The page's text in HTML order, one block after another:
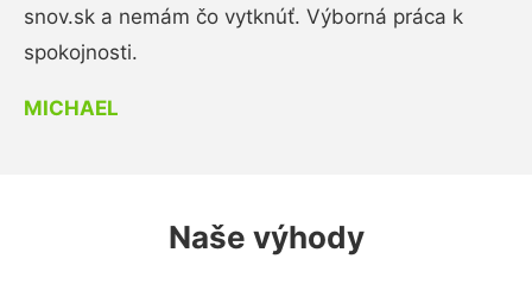
snov.sk a nemám čo vytknúť. Výborná práca k
spokojnosti.
MICHAEL
Naše výhody